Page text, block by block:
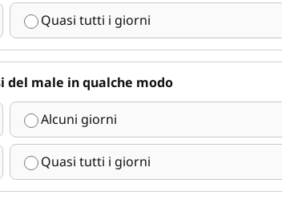
Quasi tutti i giorni
del male in qualche modo
Alcuni giorni
Quasi tutti i giorni